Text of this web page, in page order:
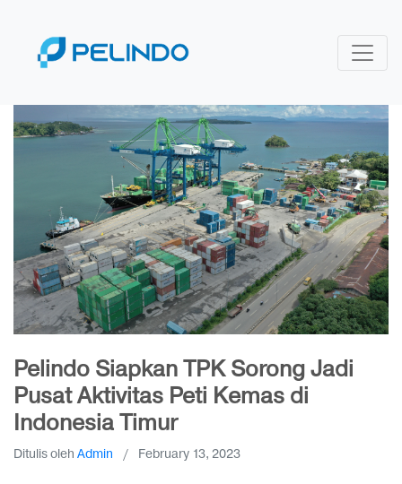
Pelindo Siapkan TPK Sorong Jadi
Pusat Aktivitas Peti Kemas di
Indonesia Timur
Ditulis oleh Admin / February 13, 2023